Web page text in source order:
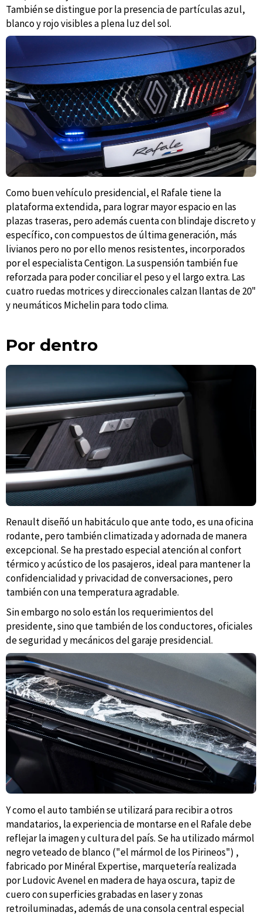
También se distingue por la presencia de partículas azul,
blanco y rojo visibles a plena luz del sol.
Como buen vehículo presidencial, el Rafale tiene la
plataforma extendida, para lograr mayor espacio en las
plazas traseras, pero además cuenta con blindaje discreto y
específico, con compuestos de última generación, más
livianos pero no por ello menos resistentes, incorporados
por el especialista Centigon. La suspensión también fue
reforzada para poder conciliar el peso y el largo extra. Las
cuatro ruedas motrices y direccionales calzan llantas de 20"
y neumáticos Michelin para todo clima.
Por dentro
Renault diseñó un habitáculo que ante todo, es una oficina
rodante, pero también climatizada y adornada de manera
excepcional. Se ha prestado especial atención al confort
térmico y acústico de los pasajeros, ideal para mantener la
confidencialidad y privacidad de conversaciones, pero
también con una temperatura agradable.
Sin embargo no solo están los requerimientos del
presidente, sino que también de los conductores, oficiales
de seguridad y mecánicos del garaje presidencial.
Y como el auto también se utilizará para recibir a otros
mandatarios, la experiencia de montarse en el Rafale debe
reflejar la imagen y cultura del país. Se ha utilizado mármol
negro veteado de blanco ("el mármol de los Pirineos") ,
fabricado por Minéral Expertise, marquetería realizada
por Ludovic Avenel en madera de haya oscura, tapiz de
cuero con superficies grabadas en laser y zonas
retroiluminadas, además de una consola central especial